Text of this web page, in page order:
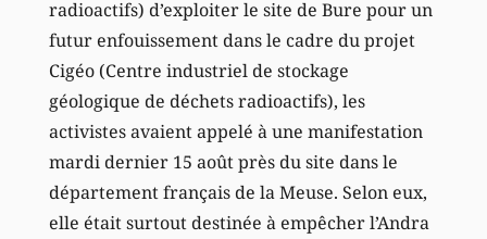
radioactifs) d’exploiter le site de Bure pour un
futur enfouissement dans le cadre du projet
Cigéo (Centre industriel de stockage
géologique de déchets radioactifs), les
activistes avaient appelé à une manifestation
mardi dernier 15 août près du site dans le
département français de la Meuse. Selon eux,
elle était surtout destinée à empêcher l’Andra